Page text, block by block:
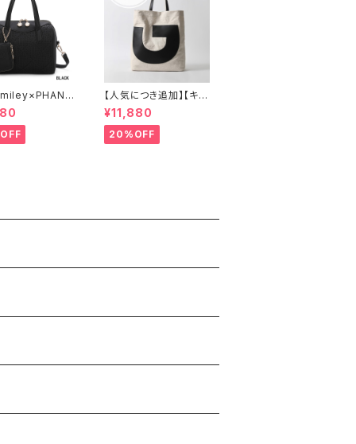
チ付き、ボスト
バッグ ショルダ
2WAY A893
【人気につき追加】【キャ
ンバス×牛革】A4 2way
肩がけ ショルダー 縦長
トートバッグ レディース
888389
¥11,880
20%OFF